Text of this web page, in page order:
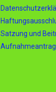
Satzung und
Aufnahmeantrag